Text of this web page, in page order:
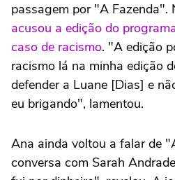
passagem por "A Fazenda".
acusou a edição do
caso de racismo. "A edição
racismo lá na minha edição
defender a Luane [Dias] e
eu brigando", lamentou.
Ana ainda voltou a falar de
conversa com Sarah